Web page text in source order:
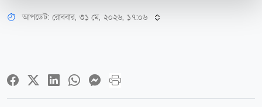
আপডেট: রোববার, ৩১ মে, ২০২৬, ১৭:০৬